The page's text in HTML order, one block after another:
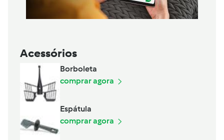
Acessórios
Borboleta
comprar agora
Espátula
comprar agora